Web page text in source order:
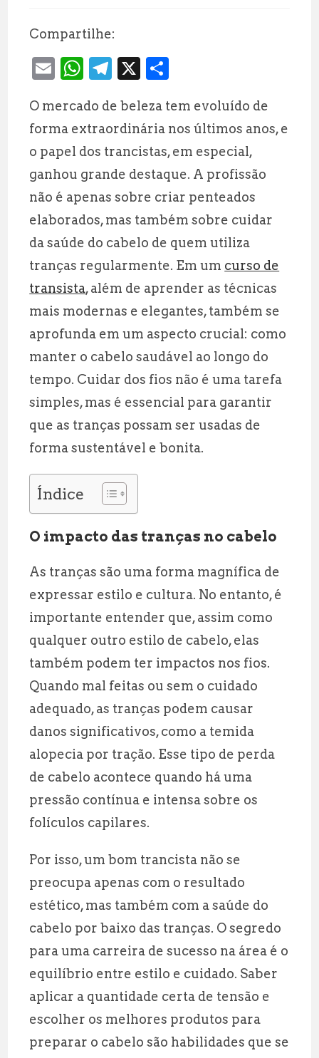
Compartilhe:
E
ai
l
W
at
s
A
p
p
T
e
g
r
a
m
X
a
r
e
O mercado de beleza tem evoluído de
forma extraordinária nos últimos anos, e
o papel dos trancistas, em especial,
ganhou grande destaque. A profissão
não é apenas sobre criar penteados
elaborados, mas também sobre cuidar
da saúde do cabelo de quem utiliza
tranças regularmente. Em um curso de
transista, além de aprender as técnicas
mais modernas e elegantes, também se
aprofunda em um aspecto crucial: como
manter o cabelo saudável ao longo do
tempo. Cuidar dos fios não é uma tarefa
simples, mas é essencial para garantir
que as tranças possam ser usadas de
forma sustentável e bonita.
Índice
O impacto das tranças no cabelo
As tranças são uma forma magnífica de
expressar estilo e cultura. No entanto, é
importante entender que, assim como
qualquer outro estilo de cabelo, elas
também podem ter impactos nos fios.
Quando mal feitas ou sem o cuidado
adequado, as tranças podem causar
danos significativos, como a temida
alopecia por tração. Esse tipo de perda
de cabelo acontece quando há uma
pressão contínua e intensa sobre os
folículos capilares.
Por isso, um bom trancista não se
preocupa apenas com o resultado
estético, mas também com a saúde do
cabelo por baixo das tranças. O segredo
para uma carreira de sucesso na área é o
equilíbrio entre estilo e cuidado. Saber
aplicar a quantidade certa de tensão e
escolher os melhores produtos para
preparar o cabelo são habilidades que se